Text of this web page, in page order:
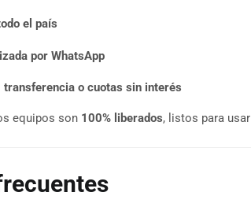
el país
por WhatsApp
transferencia o cuotas sin interés
equipos son 100% liberados, listos para